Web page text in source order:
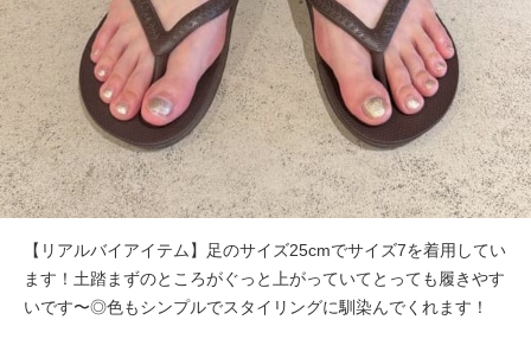
【リアルバイアイテム】足のサイズ25cmでサイズ7を着用してい
ます！土踏まずのところがぐっと上がっていてとっても履きやす
いです〜◎色もシンプルでスタイリングに馴染んでくれます！